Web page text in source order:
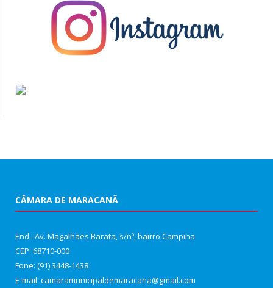
CÂMARA DE MARACANÃ
End.: Av. Magalhães Barata, s/nº, bairro Campina
CEP: 68710-000
Fone: (91) 3448-1438
E-mail: camaramunicipaldemaracana@gmail.com